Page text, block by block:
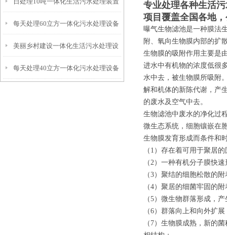
意以下事项
每天处理60立方一体化污水处理设备
美丽乡村建设一体化生活污水处理设
备
每天处理40立方一体化污水处理设备
专业处理各种生活
项目覆盖全国各地
曝气生物滤池是一种膜法
附、氧向生物膜内部的扩
生物膜的吸附作用主要是
进水中有机物的浓度低很
水中去，被生物膜所吸附
解和机体的新陈代谢，产
的废水及空气中去。
生物滤池中废水的净化过
微生态系统，细胞镶嵌在
生物膜发育形成而条件和
（1）存在着可用于聚居
（2）一种有机分子膜快
（3）聚结的细胞松散的
（4）聚居的细菌牢固的
（5）微生物群落形成，
（6）群落向上和向外扩
（7）生物膜成熟，新的